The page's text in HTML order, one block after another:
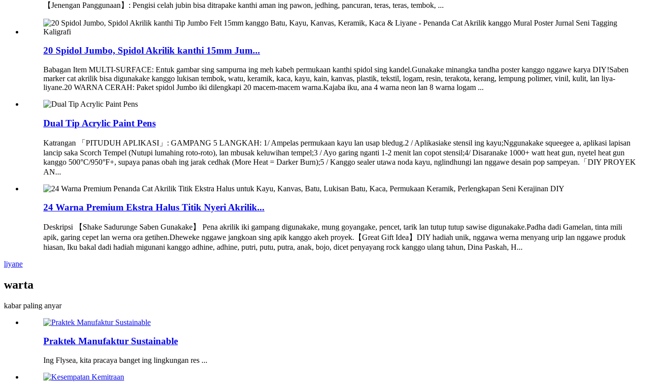
【Jenengan Panggunaan】: Pengisi celah jubin bisa ditrapake kanthi aman ing pawon, jedhing, pancuran, teras, teras, tembok, ...
20 Spidol Jumbo, Spidol Akrilik kanthi 15mm Jum...
Babagan Item MULTI-SURFACE: Entuk gambar sing sampurna ing meh kabeh permukaan kanthi spidol sing kandel.Gunakake minangka tandha poster kanggo nggawe karya DIY!Saben
marker cat akrilik bisa digunakake kanggo lukisan tembok, watu, keramik, kaca, kayu, kain, kanvas, plastik, tekstil, logam, resin, terakota, kerang, lempung polimer, vinil, kulit, lan liya-
liyane.20 WARNA CERAH: Paket spidol Jumbo iki dilengkapi 20 macem-macem warna.Kajaba iku, ana 4 warna neon lan 8 warna logam ...
Dual Tip Acrylic Paint Pens
Katrangan 「PITUDUH APLIKASI」: GAMPANG 5 LANGKAH: 1/ Ampelas permukaan kayu lan usap bledug.2 / Aplikasiake stensil ing kayu;Nggunakake squeegee a, aplikasi lapisan
lancip saka Scorch Tempel (Nutupi lumahing roto-roto), lan mbusak keluwihan tempel;3 / Ayo garing nganti 1-2 menit lan copot stensil;4/ Disaranake 1000+ watt heat gun, nyetel heat gun
kanggo 500°C/950°F+, supaya panas obah ing jarak cedhak (More Heat = Darker Burn);5 / Kanggo sealer utawa noda kayu, nglindhungi lan nggawe desain pop sampeyan.「DIY PROYEK
AN...
24 Warna Premium Ekstra Halus Titik Nyeri Akrilik...
Deskripsi 【Shake Sadurunge Saben Gunakake】 Pena akrilik iki gampang digunakake, mung goyangake, pencet, tarik lan tutup tutup sawise digunakake.Padha dadi Gamelan, tinta mili
apik, garing cepet lan werna ora getihen.Dheweke nggawe jangkoan sing apik kanggo akeh proyek.【Great Gift Idea】DIY hadiah unik, nggawa werna menyang urip lan nggawe produk
hiasan, Iku bakal dadi hadiah migunani kanggo adhine, adhine, putri, putu, putra, anak, bojo, dicet penyayang rock kanggo ulang tahun, Dina Paskah, H...
liyane
warta
kabar paling anyar
Praktek Manufaktur Sustainable
Ing Flysea, kita pracaya banget ing lingkungan res ...